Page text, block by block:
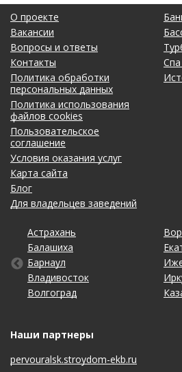
О проекте
Вакансии
Вопросы и ответы
Контакты
Политика обработки
персональных данных
Политика использования
файлов cookies
Пользовательское
соглашение
Условия оказания услуг
Карта сайта
Блог
Для владельцев заведений
Астрахань
Балашиха
Барнаул
Владивосток
Волгоград
Калининград
Кемерово
Киров
Краснодар
Красноярск
Новосибирск
Омск
Оренбург
Пенза
Пермь
Ставрополь
Тольятти
Томск
Тула
Тюмень
Уфа
Ярославль
Наши партнеры
pervouralsk.stroydom-ekb.ru